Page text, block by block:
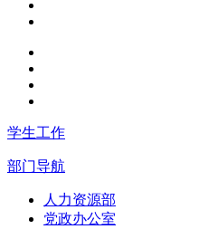
学生工作
部门导航
人力资源部
党政办公室